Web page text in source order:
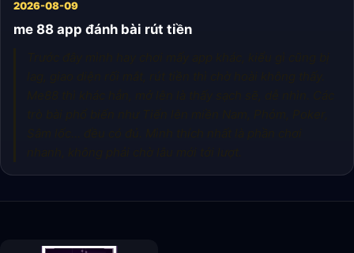
2026-08-09
me 88 app đánh bài rút tiền